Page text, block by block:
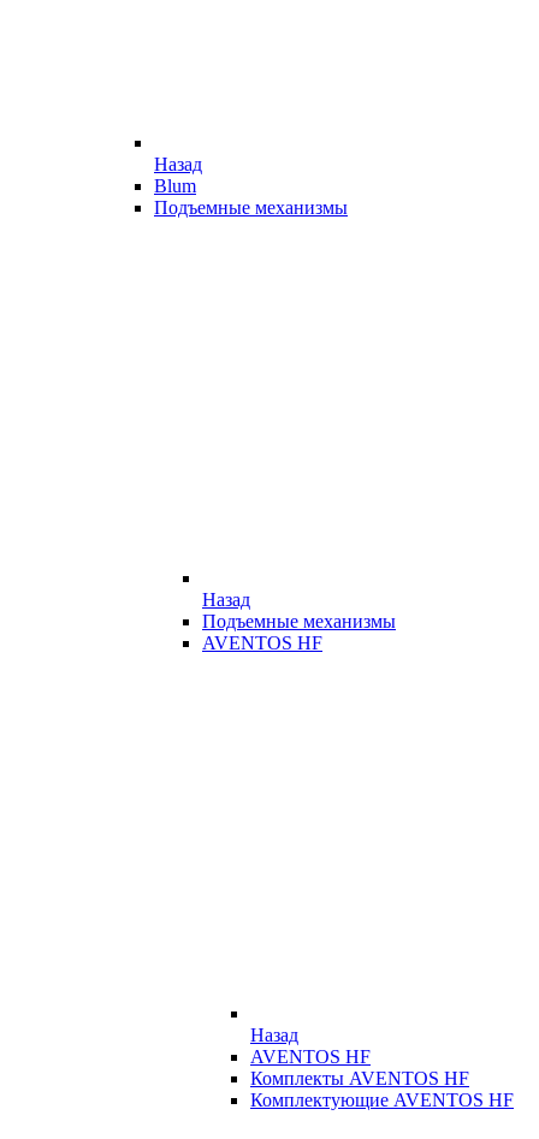
Назад
Blum
Подъемные механизмы
Назад
Подъемные механизмы
AVENTOS HF
Назад
AVENTOS HF
Комплекты AVENTOS HF
Комплектующие AVENTOS HF